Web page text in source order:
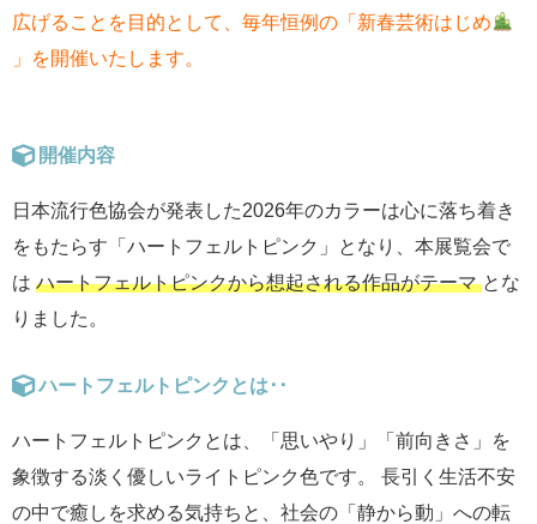
広げることを目的として、毎年恒例の「新春芸術はじめ
」を開催いたします。
開催内容
日本流行色協会が発表した2026年のカラーは心に落ち着き
をもたらす「ハートフェルトピンク」となり、本展覧会で
は ハートフェルトピンクから想起される作品がテーマとな
りました。
ハートフェルトピンクとは･･
ハートフェルトピンクとは、「思いやり」「前向きさ」を
象徴する淡く優しいライトピンク色です。 長引く生活不安
の中で癒しを求める気持ちと、社会の「静から動」への転